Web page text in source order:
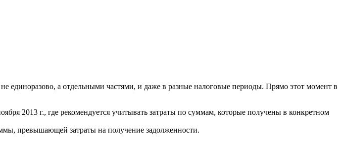
единоразово, а отдельными частями, и даже в разные налоговые периоды. Прямо этот момент в
2013 г., где рекомендуется учитывать затраты по суммам, которые получены в конкретном
превышающей затраты на получение задолженности.